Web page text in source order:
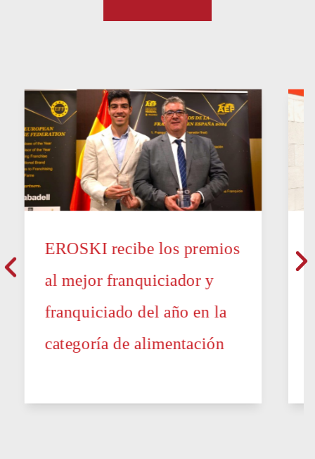
EROSKI recibe los premios
al mejor franquiciador y
franquiciado del año en la
categoría de alimentación